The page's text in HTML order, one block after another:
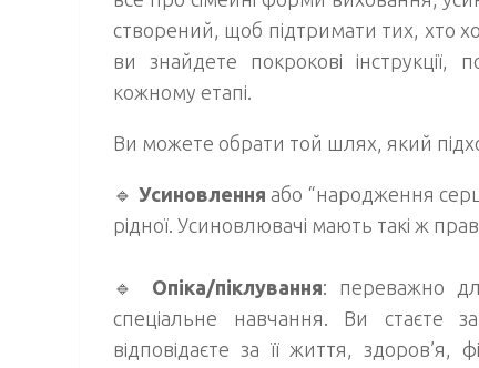
створений, щоб підтримати тих, хто
ви знайдете покрокові інструкції,
кожному етапі.
Ви можете обрати той шлях, який
🔹 Усиновлення або “народження
рідної. Усиновлювачі мають такі ж
🔹 Опіка/піклування: переважно
спеціальне навчання. Ви стаєте
відповідаєте за її життя,